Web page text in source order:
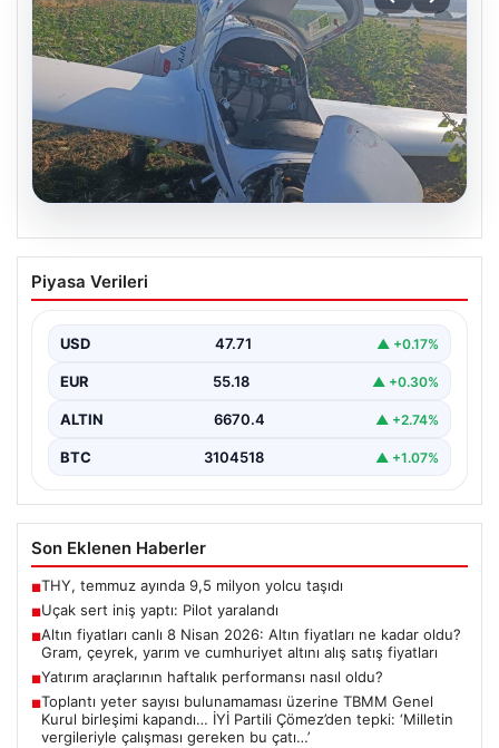
06.08.2026
Uçak sert iniş yaptı: Pilot yaralandı
Piyasa Verileri
USD 47.71 ▲ +0.17%
EUR 55.18 ▲ +0.30%
ALTIN 6670.4 ▲ +2.74%
BTC 3104518 ▲ +1.07%
Son Eklenen Haberler
■THY, temmuz ayında 9,5 milyon yolcu taşıdı
■Uçak sert iniş yaptı: Pilot yaralandı
■Altın fiyatları canlı 8 Nisan 2026: Altın fiyatları ne kadar oldu?
Gram, çeyrek, yarım ve cumhuriyet altını alış satış fiyatları
■Yatırım araçlarının haftalık performansı nasıl oldu?
■Toplantı yeter sayısı bulunamaması üzerine TBMM Genel
Kurul birleşimi kapandı… İYİ Partili Çömez’den tepki: ‘Milletin
vergileriyle çalışması gereken bu çatı…’